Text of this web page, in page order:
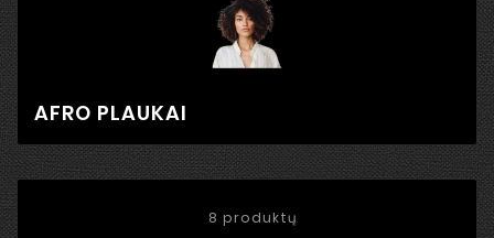
AFRO PLAUKAI
8 produktų